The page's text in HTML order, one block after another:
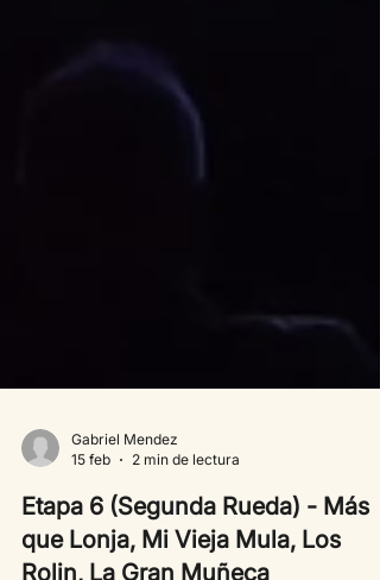
15 feb
2 min de lectura
Etapa 6 (Segunda Rueda) - Más